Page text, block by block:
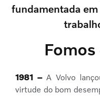
fundamentada
1981 –A Volvo
virtude do bom